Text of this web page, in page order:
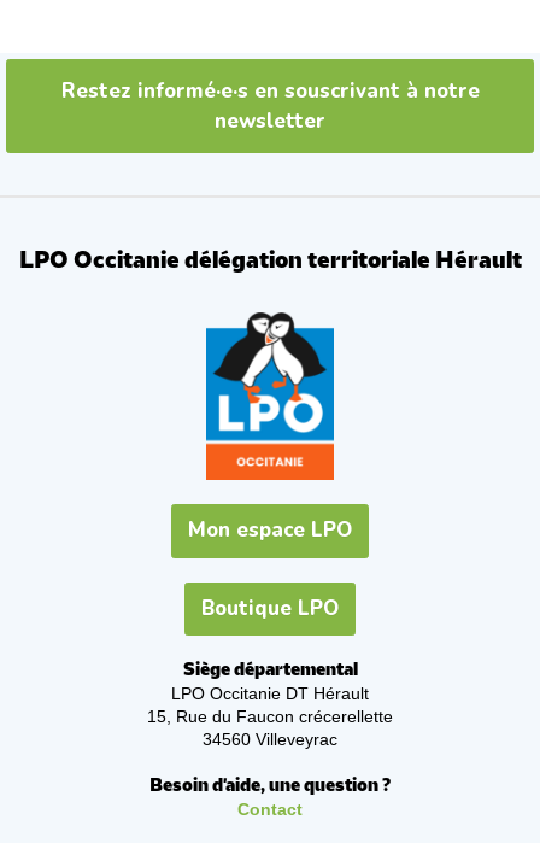
Restez informé·e·s en souscrivant à notre
newsletter
LPO Occitanie délégation territoriale Hérault
Mon espace LPO
Boutique LPO
Siège départemental
LPO Occitanie DT Hérault
15, Rue du Faucon crécerellette
34560 Villeveyrac
Besoin d'aide, une question ?
Contact